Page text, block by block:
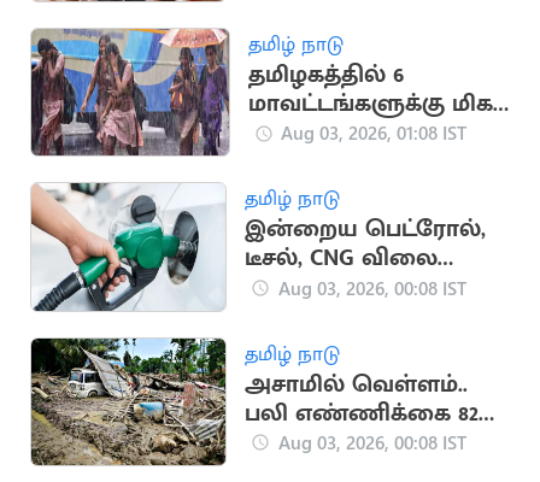
ஆர்ப்பாட்டம்
தமிழ் நாடு
தமிழகத்தில் 6
மாவட்டங்களுக்கு மிக
கனமழை எச்சரிக்கை
Aug 03, 2026, 01:08 IST
தமிழ் நாடு
இன்றைய பெட்ரோல்,
டீசல், CNG விலை
நிலவரம்
Aug 03, 2026, 00:08 IST
தமிழ் நாடு
அசாமில் வெள்ளம்..
பலி எண்ணிக்கை 82
ஆக உயர்வு
Aug 03, 2026, 00:08 IST